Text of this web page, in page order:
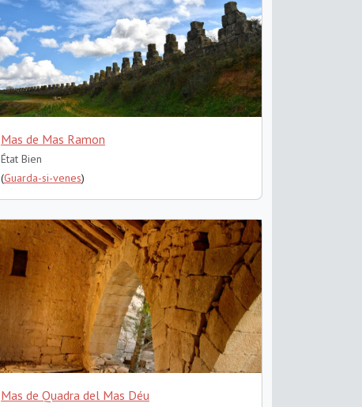
Mas de Mas Ramon
État Bien
(Guarda-si-venes)
Mas de Quadra del Mas Déu